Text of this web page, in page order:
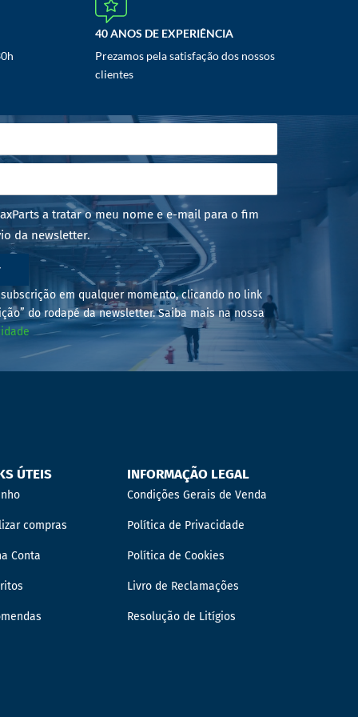
40 ANOS DE EXPERIÊNCIA
Prezamos pela satisfação dos nossos
clientes
a tratar o meu nome e e-mail para o fim
da newsletter.
em qualquer momento, clicando no link
do rodapé da newsletter. Saiba mais na nossa
ÚTEIS
compras
Conta
INFORMAÇÃO LEGAL
Condições Gerais de Venda
Política de Privacidade
Política de Cookies
Livro de Reclamações
Resolução de Litígios